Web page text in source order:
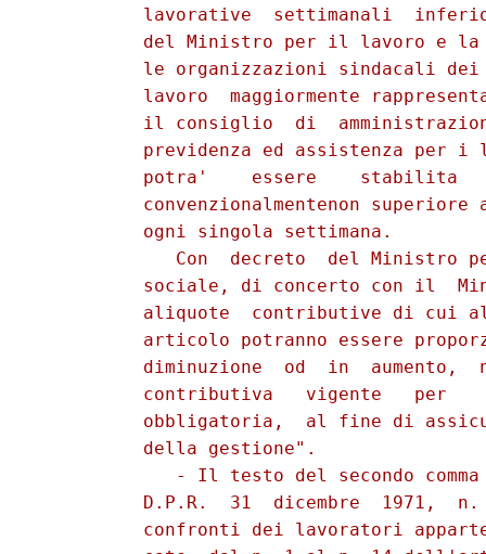
lavorative  settimanali
del Ministro per il lavoro e
le organizzazioni sindacali
lavoro  maggiormente
il consiglio  di
previdenza ed assistenza per i
potra'    essere    stabilita
convenzionalmentenon superiore
          ogni singola settimana.
Con  decreto  del Ministro
sociale, di concerto con il
aliquote  contributive di cui
articolo potranno essere
diminuzione  od  in  aumento,
contributiva   vigente   per
obbligatoria,  al fine di
          della gestione".
- Il testo del secondo
D.P.R.  31  dicembre  1971,
confronti dei lavoratori